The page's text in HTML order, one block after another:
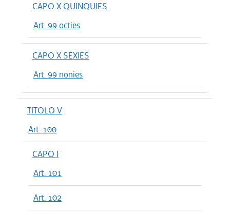
CAPO X QUINQUIES
Art. 99 octies
CAPO X SEXIES
Art. 99 nonies
TITOLO V
Art. 100
CAPO I
Art. 101
Art. 102